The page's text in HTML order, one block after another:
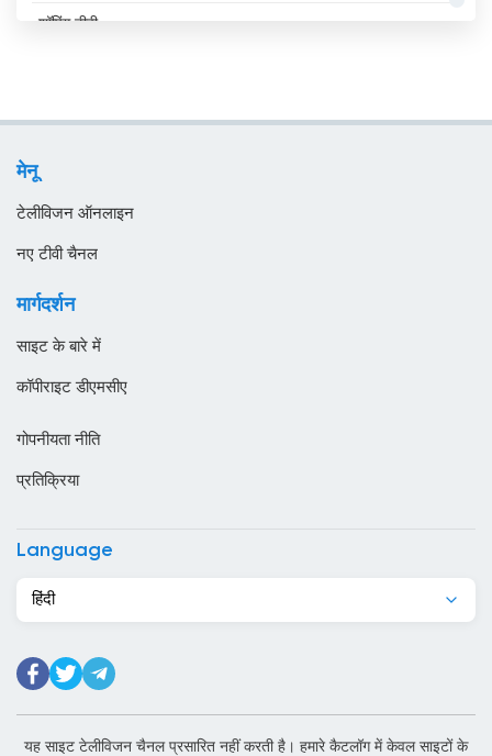
ओमान
कांगो
किर्गिज़स्तान
केप वर्ड
कोटे डी आइवर
शॉपिंग टीवी
मेनू
टेलीविजन ऑनलाइन
नए टीवी चैनल
मार्गदर्शन
साइट के बारे में
कॉपीराइट डीएमसीए
गोपनीयता नीति
प्रतिक्रिया
Language
हिंदी
यह साइट टेलीविजन चैनल प्रसारित नहीं करती है। हमारे कैटलॉग में केवल साइटों के